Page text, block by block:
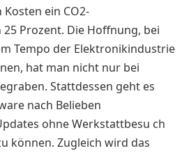
ein CO2-
Prozent. Die Hoffnung, bei
Tempo der Elektronikindustrie
hat man nicht nur bei
Stattdessen geht es
nach Belieben
ohne Werkstattbesu ch
können. Zugleich wird das